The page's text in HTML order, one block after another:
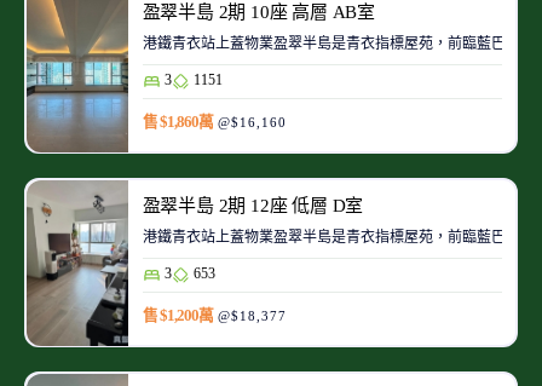
盈翠半島 2期 10座 高層 AB室
港鐵青衣站上蓋物業盈翠半島是青衣指標屋苑，前臨藍巴勒
3 1151
售 $1,860萬 @$16,160
盈翠半島 2期 12座 低層 D室
港鐵青衣站上蓋物業盈翠半島是青衣指標屋苑，前臨藍巴勒
3 653
售 $1,200萬 @$18,377